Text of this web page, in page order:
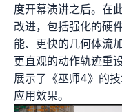
度开幕演讲之后。在
改进，包括强化的硬
能、更快的几何体流
更直观的动作轨迹重
展示了《巫师4》的
应用效果。